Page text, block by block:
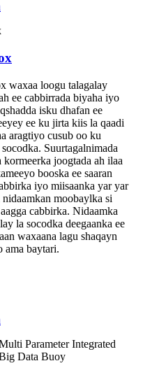
waxaa loogu talagalay
ee cabbirrada biyaha iyo
isku dhafan ee
ee ku jirta kiis la qaadi
aragtiyo cusub oo ku
Suurtagalnimada
joogtada ah ilaa
booska ee saaran
iyo miisaanka yar yar
moobaylka si
cabbirka. Nidaamka
la socodka deegaanka ee
waxaana lagu shaqayn
ama baytari.